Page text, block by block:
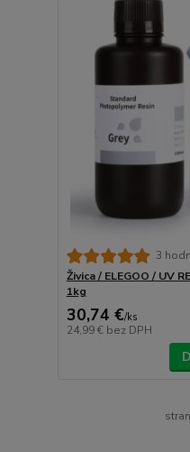
3
Živica / ELEGOO / UV
1kg
30,74 €/ks
24,99 € bez DPH